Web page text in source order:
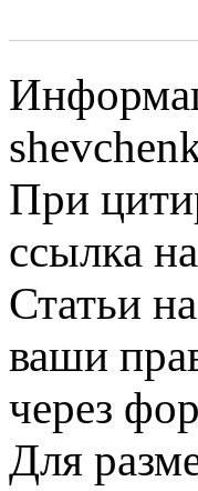
При
ссылка
Статьи
ваши
через
Для